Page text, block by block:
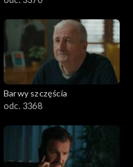
Barwy szczęścia
odc. 3368